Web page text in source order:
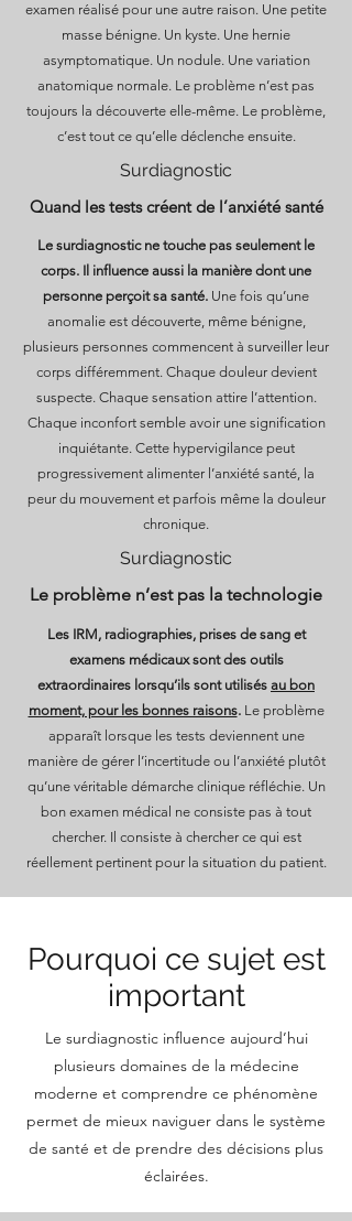
examen réalisé pour une autre raison. Une petite
masse bénigne. Un kyste. Une hernie
asymptomatique. Un nodule. Une variation
anatomique normale. Le problème n’est pas
toujours la découverte elle-même. Le problème,
c’est tout ce qu’elle déclenche ensuite.
Surdiagnostic
Quand les tests créent de l’anxiété santé
Le surdiagnostic ne touche pas seulement le
corps. Il influence aussi la manière dont une
personne perçoit sa santé. Une fois qu’une
anomalie est découverte, même bénigne,
plusieurs personnes commencent à surveiller leur
corps différemment. Chaque douleur devient
suspecte. Chaque sensation attire l’attention.
Chaque inconfort semble avoir une signification
inquiétante. Cette hypervigilance peut
progressivement alimenter l’anxiété santé, la
peur du mouvement et parfois même la douleur
chronique.
Surdiagnostic
Le problème n’est pas la technologie
Les IRM, radiographies, prises de sang et
examens médicaux sont des outils
extraordinaires lorsqu’ils sont utilisés au bon
moment, pour les bonnes raisons. Le problème
apparaît lorsque les tests deviennent une
manière de gérer l’incertitude ou l’anxiété plutôt
qu’une véritable démarche clinique réfléchie. Un
bon examen médical ne consiste pas à tout
chercher. Il consiste à chercher ce qui est
réellement pertinent pour la situation du patient.
Pourquoi ce sujet est
important
Le surdiagnostic influence aujourd’hui
plusieurs domaines de la médecine
moderne et comprendre ce phénomène
permet de mieux naviguer dans le système
de santé et de prendre des décisions plus
éclairées.